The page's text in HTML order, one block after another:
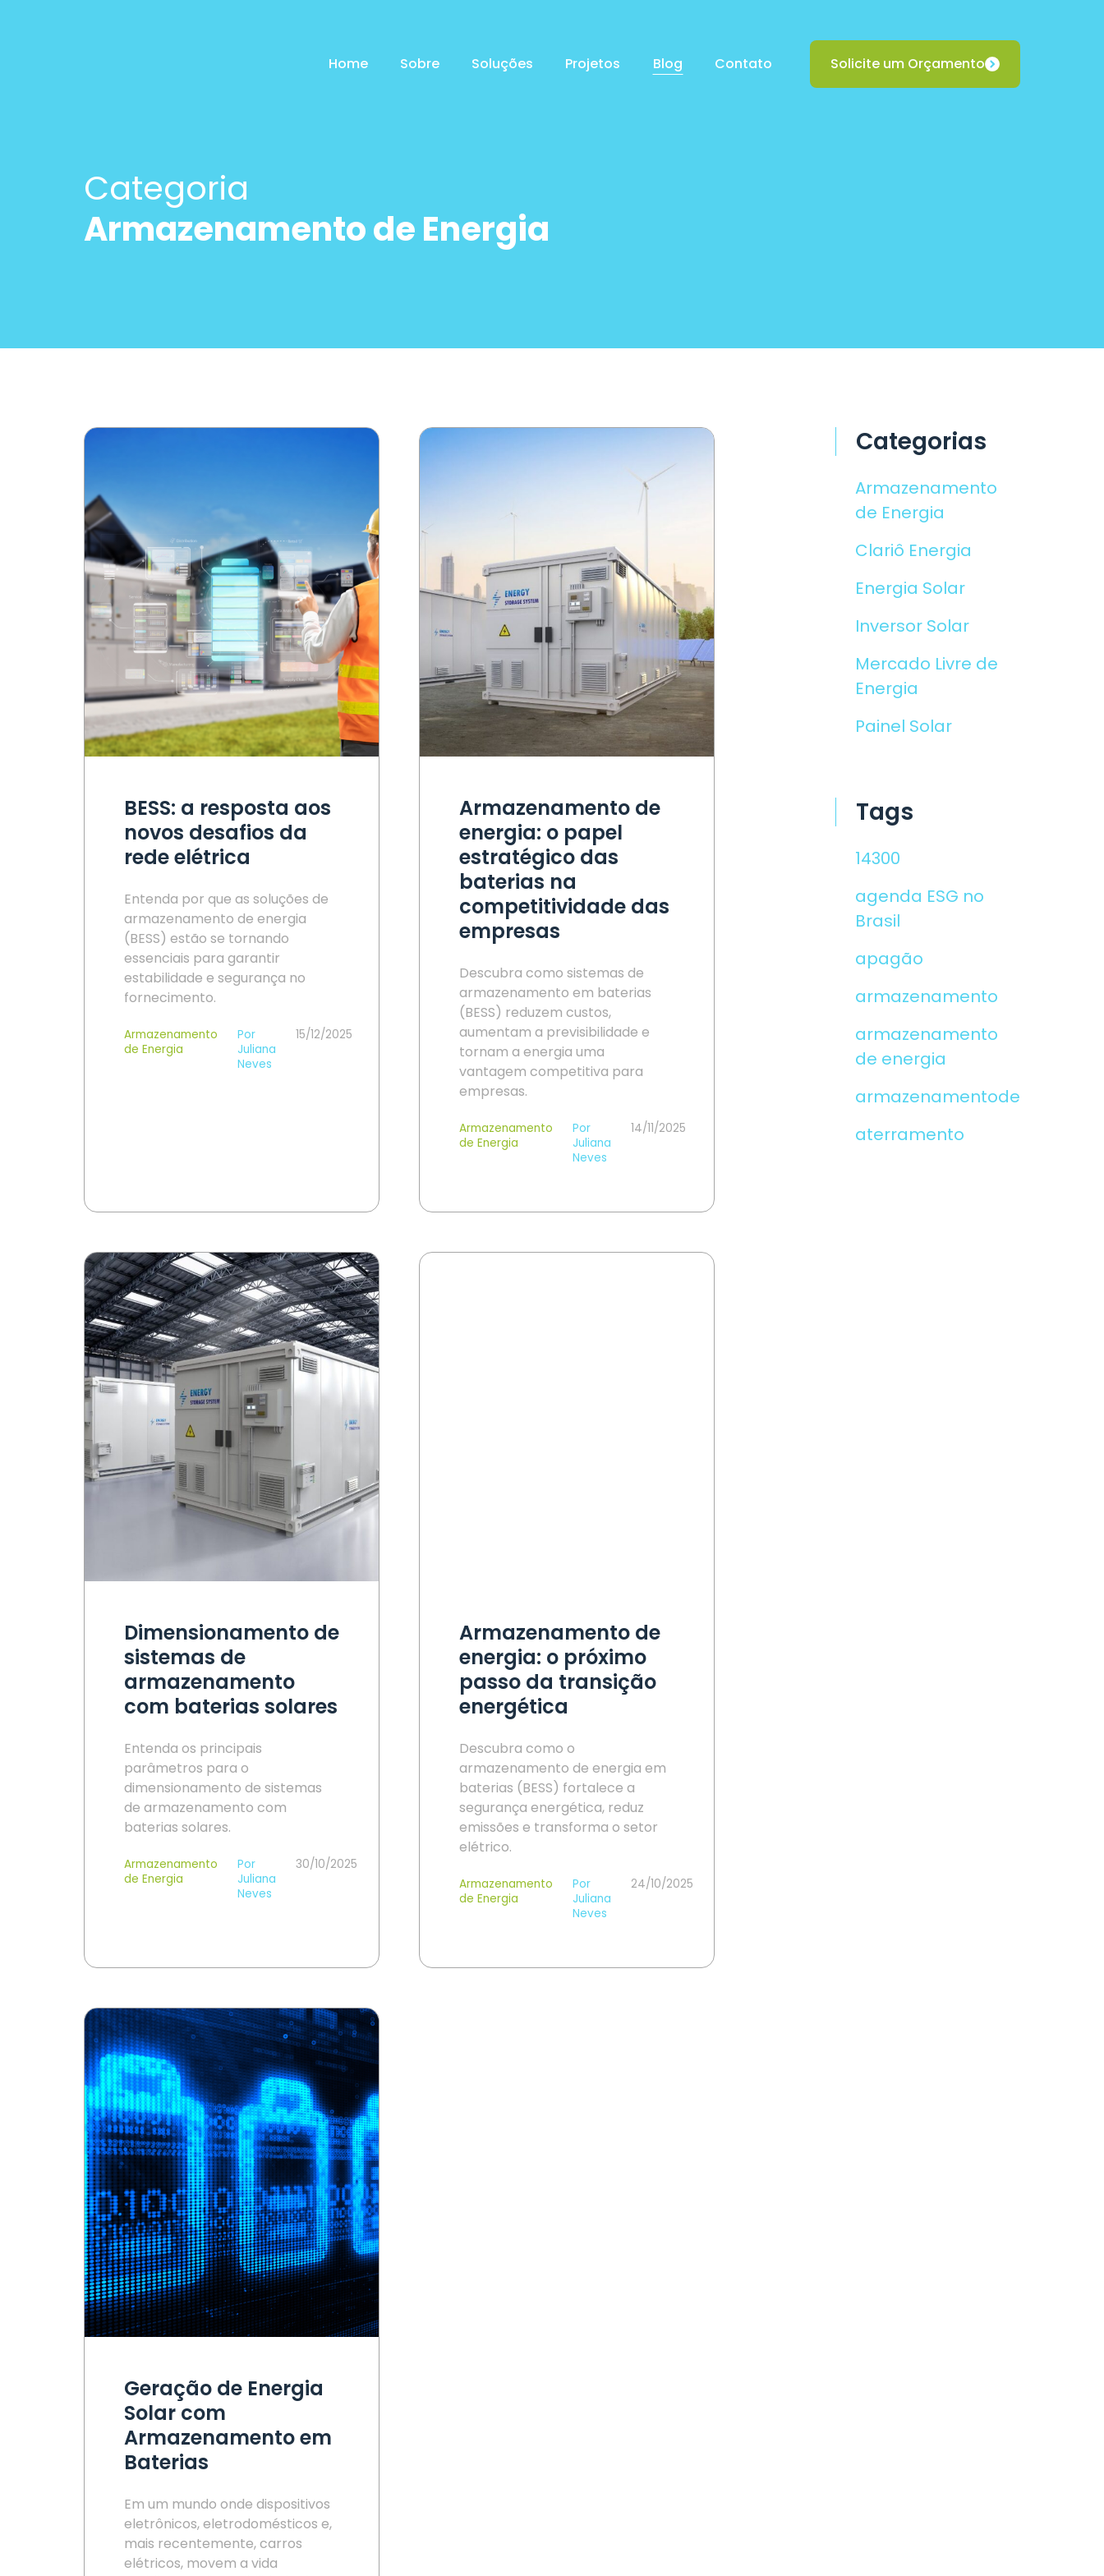
Home Sobre Soluções Projetos Blog Contato Solicite um Orçamento
Categoria
Armazenamento de Energia
BESS: a resposta aos
novos desafios da
rede elétrica
Entenda por que as soluções de
armazenamento de energia
(BESS) estão se tornando
essenciais para garantir
estabilidade e segurança no
fornecimento.
Armazenamento
de Energia
Por
Juliana
Neves
15/12/2025
Armazenamento de
energia: o papel
estratégico das
baterias na
competitividade das
empresas
Descubra como sistemas de
armazenamento em baterias
(BESS) reduzem custos,
aumentam a previsibilidade e
tornam a energia uma
vantagem competitiva para
empresas.
Armazenamento
de Energia
Por
Juliana
Neves
14/11/2025
Dimensionamento de
sistemas de
armazenamento
com baterias solares
Entenda os principais
parâmetros para o
dimensionamento de sistemas
de armazenamento com
baterias solares.
Armazenamento
de Energia
Por
Juliana
Neves
30/10/2025
Armazenamento de
energia: o próximo
passo da transição
energética
Descubra como o
armazenamento de energia em
baterias (BESS) fortalece a
segurança energética, reduz
emissões e transforma o setor
elétrico.
Armazenamento
de Energia
Por
Juliana
Neves
24/10/2025
Geração de Energia
Solar com
Armazenamento em
Baterias
Em um mundo onde dispositivos
eletrônicos, eletrodomésticos e,
mais recentemente, carros
elétricos, movem a vida
Categorias
Armazenamento
de Energia
Clariô Energia
Energia Solar
Inversor Solar
Mercado Livre de
Energia
Painel Solar
Tags
14300
agenda ESG no
Brasil
apagão
armazenamento
armazenamento
de energia
armazenamentodeenergia
aterramento